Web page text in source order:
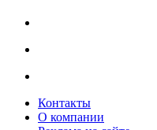
Контакты
О компании